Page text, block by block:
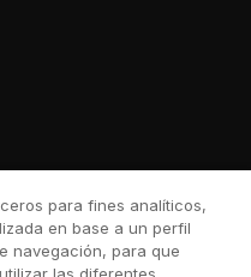
para fines analíticos,
en base a un perfil
navegación, para que